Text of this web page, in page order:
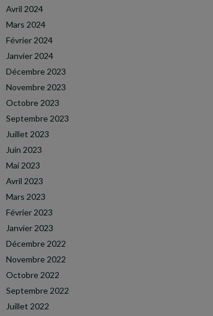
Avril 2024
Mars 2024
Février 2024
Janvier 2024
Décembre 2023
Novembre 2023
Octobre 2023
Septembre 2023
Juillet 2023
Juin 2023
Mai 2023
Avril 2023
Mars 2023
Février 2023
Janvier 2023
Décembre 2022
Novembre 2022
Octobre 2022
Septembre 2022
Juillet 2022